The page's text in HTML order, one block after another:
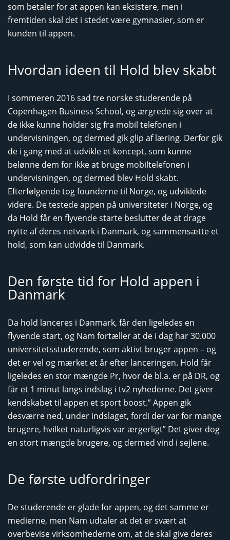
som betaler for at appen kan eksistere, men i
fremtiden skal det i stedet være gymnasier, som er
kunden til appen.
Hvordan ideen til Hold blev skabt
I sommeren 2016 sad tre norske studerende på
Copenhagen Business School, og ærgrede sig over at
de ikke kunne holder sig fra mobil telefonen i
undervisningen, og dermed gik glip af læring. Derfor gik
de i gang med at udvikle et koncept, som kunne
belønne dem for ikke at bruge mobiltelefonen i
undervisningen, og dermed blev Hold skabt.
Efterfølgende tog founderne til Norge, og udviklede
videre. De testede appen på universiteter i Norge, og
da Hold får en flyvende starte beslutter de at drage
nytte af deres netværk i Danmark, og sammensætte et
hold, som kan udvidde til Danmark.
Den første tid for Hold appen i
Danmark
Da hold lanceres i Danmark, får den ligeledes en
flyvende start, og Nam fortæller at de i dag har 30.000
universitetsstuderende, som aktivt bruger appen – og
det er vel og mærket et år efter lanceringen. Hold får
ligeledes en stor mængde Pr, hvor de bl.a. er på DR, og
får et 1 minut langs indslag i tv2 nyhederne. Det giver
kendskabet til appen et sport boost.” Appen gik
desværre ned, under indslaget, fordi der var for mange
brugere, hvilket naturligvis var ærgerligt” Det giver dog
en stort mængde brugere, og dermed vind i sejlene.
De første udfordringer
De studerende er glade for appen, og det samme er
medierne, men Nam udtaler at det er svært at
overbevise virksomhederne om, at de skal give deres